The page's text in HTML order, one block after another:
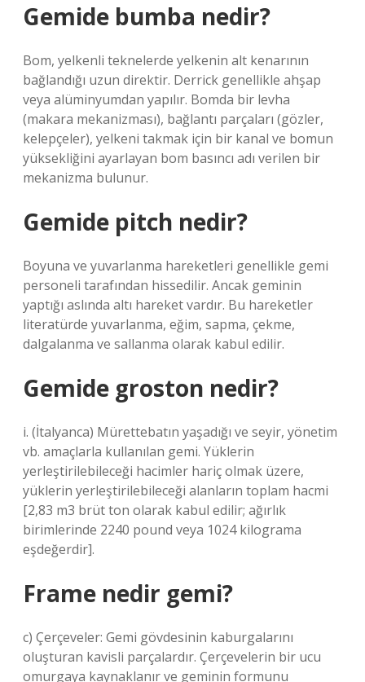
Gemide bumba nedir?
Bom, yelkenli teknelerde yelkenin alt kenarının
bağlandığı uzun direktir. Derrick genellikle ahşap
veya alüminyumdan yapılır. Bomda bir levha
(makara mekanizması), bağlantı parçaları (gözler,
kelepçeler), yelkeni takmak için bir kanal ve bomun
yüksekliğini ayarlayan bom basıncı adı verilen bir
mekanizma bulunur.
Gemide pitch nedir?
Boyuna ve yuvarlanma hareketleri genellikle gemi
personeli tarafından hissedilir. Ancak geminin
yaptığı aslında altı hareket vardır. Bu hareketler
literatürde yuvarlanma, eğim, sapma, çekme,
dalgalanma ve sallanma olarak kabul edilir.
Gemide groston nedir?
i. (İtalyanca) Mürettebatın yaşadığı ve seyir, yönetim
vb. amaçlarla kullanılan gemi. Yüklerin
yerleştirilebileceği hacimler hariç olmak üzere,
yüklerin yerleştirilebileceği alanların toplam hacmi
[2,83 m3 brüt ton olarak kabul edilir; ağırlık
birimlerinde 2240 pound veya 1024 kilograma
eşdeğerdir].
Frame nedir gemi?
c) Çerçeveler: Gemi gövdesinin kaburgalarını
oluşturan kavisli parçalardır. Çerçevelerin bir ucu
omurgaya kaynaklanır ve geminin formunu